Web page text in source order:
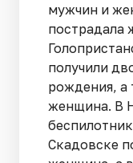
мужчин и
пострадала
получили
рождения, а
женщина. В
Скадовске